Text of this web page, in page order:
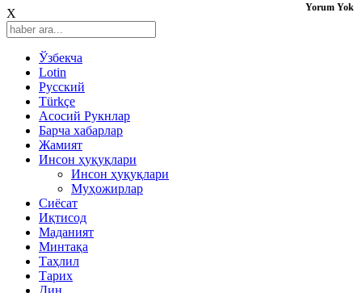
X
Ўзбекча
Lotin
Русский
Türkçe
Асосий Рукнлар
Барча хабарлар
Жамият
Инсон ҳуқуқлари
Инсон ҳуқуқлари
Муҳожирлар
Сиёсат
Иқтисод
Mаданият
Минтақа
Таҳлил
Тарих
Дин
Yorum Yok